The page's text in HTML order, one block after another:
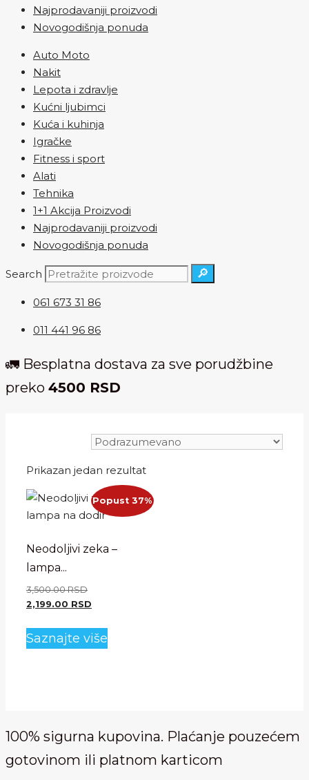
Najprodavaniji proizvodi
Novogodišnja ponuda
Auto Moto
Nakit
Lepota i zdravlje
Kućni ljubimci
Kuća i kuhinja
Igračke
Fitness i sport
Alati
Tehnika
1+1 Akcija Proizvodi
Najprodavaniji proizvodi
Novogodišnja ponuda
Search 🔎
061 673 31 86
011 441 96 86
🚛 Besplatna dostava za sve porudžbine
preko 4500 RSD
Prikazan jedan rezultat
Popust 37%
Neodoljivi zeka –
lampa...
3,500.00RSDOriginalna
cena
bila:
3,500.00 RSD.
2,199.00 RSD
je:
2,199.00 RSD.
Saznajte više
100% sigurna kupovina. Plaćanje pouzećem
gotovinom ili platnom karticom